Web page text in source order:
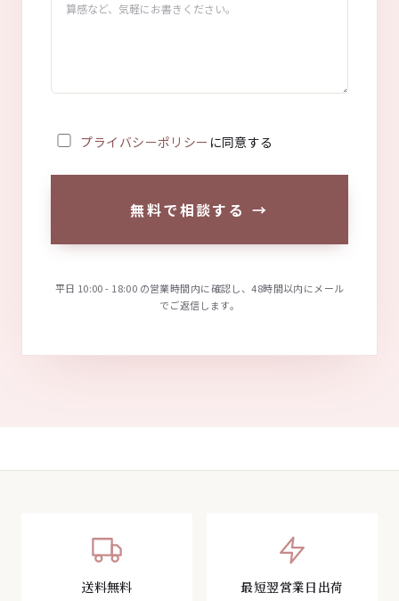
プライバシーポリシー に同意する
無料で相談する →
平日 10:00 - 18:00 の営業時間内に確認し、48時間以内にメール
でご返信します。
送料無料 最短翌営業日出荷